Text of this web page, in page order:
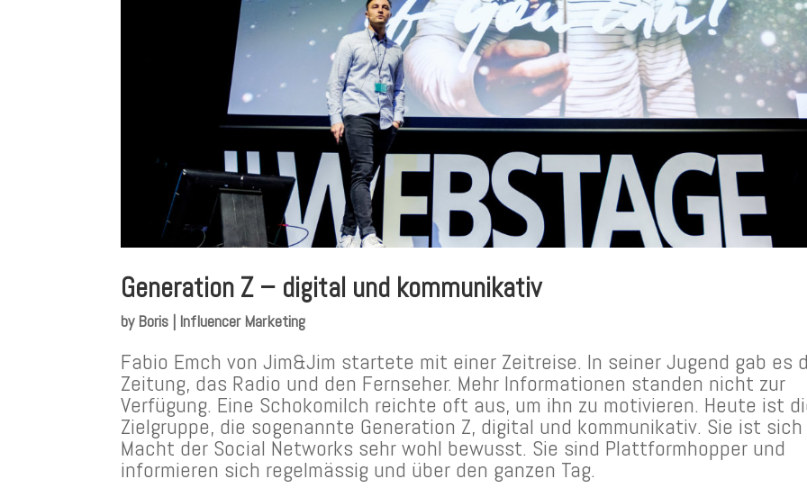
Generation Z – digital und kommunikativ
by Boris | Influencer Marketing
Fabio Emch von Jim&Jim startete mit einer Zeitreise. In seiner Jugend gab es
Zeitung, das Radio und den Fernseher. Mehr Informationen standen nicht zur
Verfügung. Eine Schokomilch reichte oft aus, um ihn zu motivieren. Heute ist
Zielgruppe, die sogenannte Generation Z, digital und kommunikativ. Sie ist
Macht der Social Networks sehr wohl bewusst. Sie sind Plattformhopper und
informieren sich regelmässig und über den ganzen Tag.